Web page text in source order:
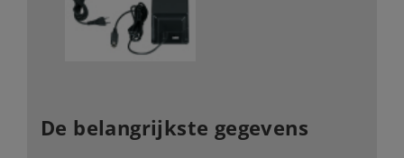
De belangrijkste gegevens